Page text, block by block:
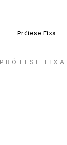
PRÓTESE FIXA